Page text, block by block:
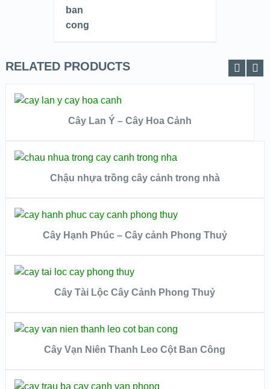
RELATED PRODUCTS
VIEW DETAILS
ĐỌC TIẾP
Cây Lan Ý – Cây Hoa Cảnh
VIEW DETAILS
ĐỌC TIẾP
Chậu nhựa trồng cây cảnh trong nhà
VIEW DETAILS
ĐỌC TIẾP
Cây Hạnh Phúc – Cây cảnh Phong Thuỷ
ĐỌC TIẾP
Cây Tài Lộc Cây Cảnh Phong Thuỷ
ĐỌC TIẾP
Cây Vạn Niên Thanh Leo Cột Ban Công
ĐỌC TIẾP